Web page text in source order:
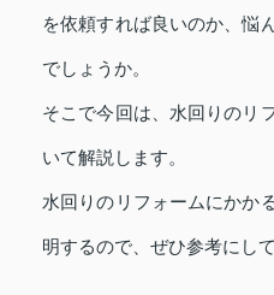
を依頼すれば良いのか、悩
でしょうか。
そこで今回は、水回りのリ
いて解説します。
水回りのリフォームにかか
明するので、ぜひ参考にし